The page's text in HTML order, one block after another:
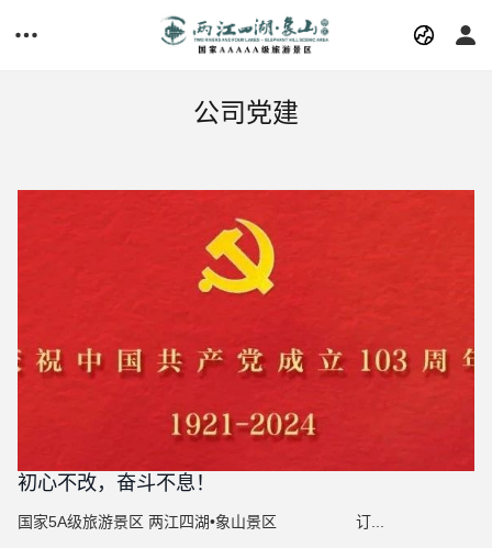
公司党建
初心不改，奋斗不息！
国家5A级旅游景区 两江四湖•象山景区 订...